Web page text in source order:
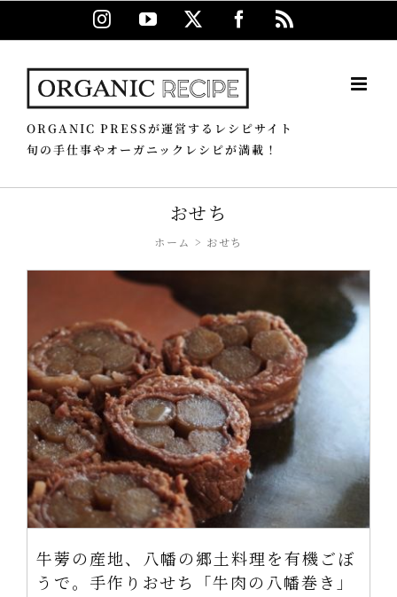
Instagram
YouTube Facebook
ORGANIC PRESSが運営するレシピサイト
旬の手仕事やオーガニックレシピが満載！
おせち
ホーム おせち
牛蒡の産地、八幡の郷土料理を有機ごぼ
うで。手作りおせち「牛肉の八幡巻き」